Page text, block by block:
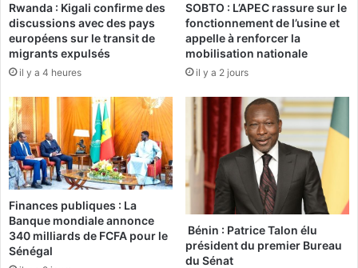
n
c
e
u
n
p
p
e
l
a
u
'
'
p
e
e
m
e
n
t
d
e
O
u
a
a
:
L
Rwanda : Kigali confirme des
discussions avec des pays
européens sur le transit de
migrants expulsés
il y a 4 heures
SOBTO : L’APEC rassure sur le
fonctionnement de l’usine et
appelle à renforcer la
mobilisation nationale
il y a 2 jours
Finances publiques : La
Banque mondiale annonce
340 milliards de FCFA pour le
Sénégal
Bénin : Patrice Talon élu
président du premier Bureau
du Sénat